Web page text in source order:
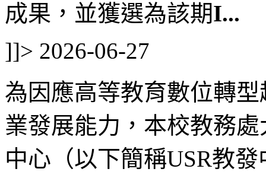
成果，並獲選為該期I...
]]> 2026-06-27
為因應高等教育數位轉
業發展能力，本校教務
中心（以下簡稱USR教